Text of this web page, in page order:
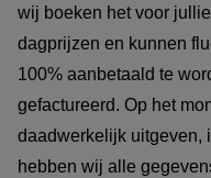
wij boeken het voor
dagprijzen en kunnen
100% aanbetaald te
gefactureerd. Op het
daadwerkelijk uitgeven,
hebben wij alle